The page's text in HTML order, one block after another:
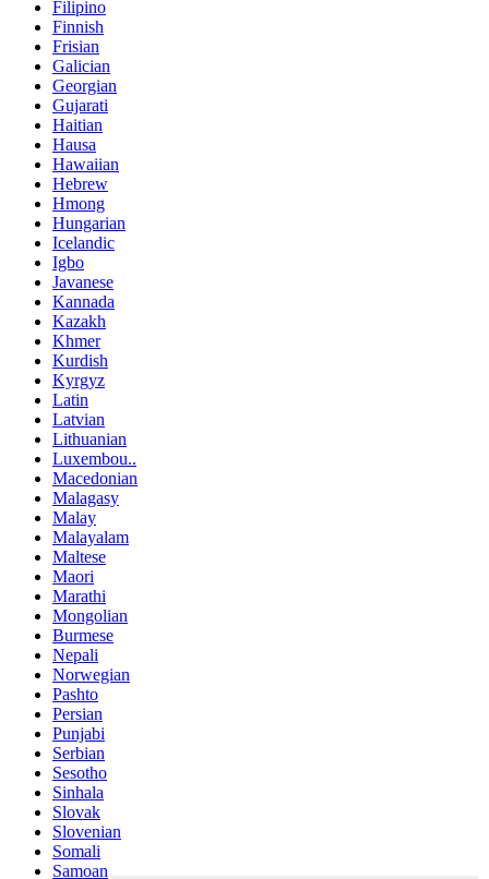
Filipino
Finnish
Frisian
Galician
Georgian
Gujarati
Haitian
Hausa
Hawaiian
Hebrew
Hmong
Hungarian
Icelandic
Igbo
Javanese
Kannada
Kazakh
Khmer
Kurdish
Kyrgyz
Latin
Latvian
Lithuanian
Luxembou..
Macedonian
Malagasy
Malay
Malayalam
Maltese
Maori
Marathi
Mongolian
Burmese
Nepali
Norwegian
Pashto
Persian
Punjabi
Serbian
Sesotho
Sinhala
Slovak
Slovenian
Somali
Samoan